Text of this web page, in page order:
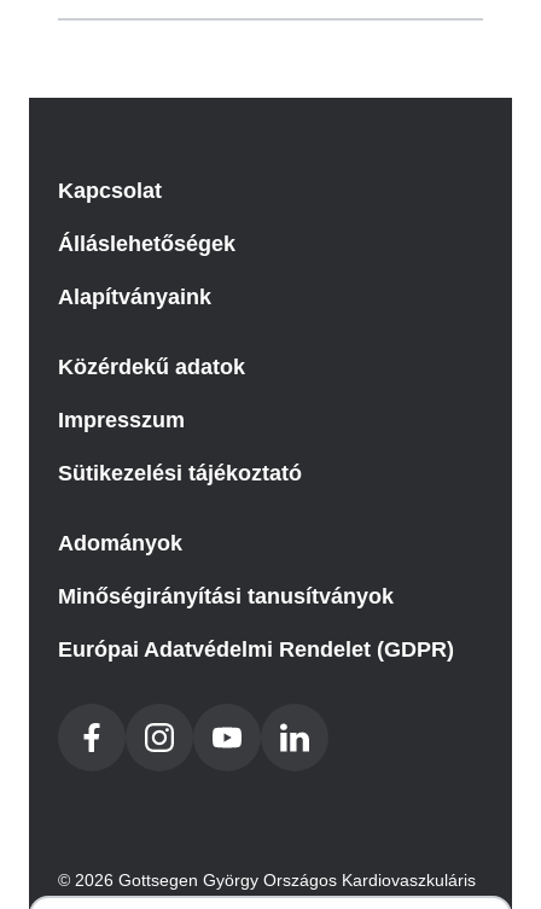
Kapcsolat
Álláslehetőségek
Alapítványaink
Közérdekű adatok
Impresszum
Sütikezelési tájékoztató
Adományok
Minőségirányítási tanusítványok
Európai Adatvédelmi Rendelet (GDPR)
© 2026 Gottsegen György Országos Kardiovaszkuláris
Intézet. Minden jog fenntartva.